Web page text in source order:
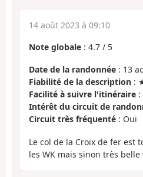
14 août 2023 à 09:10
Note globale : 4.7 / 5
Date de la randonnée : 13
Fiabilité de la description :
Facilité à suivre l'itinéraire
Intérêt du circuit de
Circuit très fréquenté : Oui
Le col de la Croix de fer est
les WK mais sinon très belle